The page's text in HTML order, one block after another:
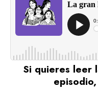
Si quieres leer